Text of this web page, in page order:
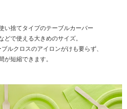
い捨てタイプのテーブルカーバー
どで使える大きめのサイズ。
ルクロスのアイロンがけも要らず、
が短縮できます。